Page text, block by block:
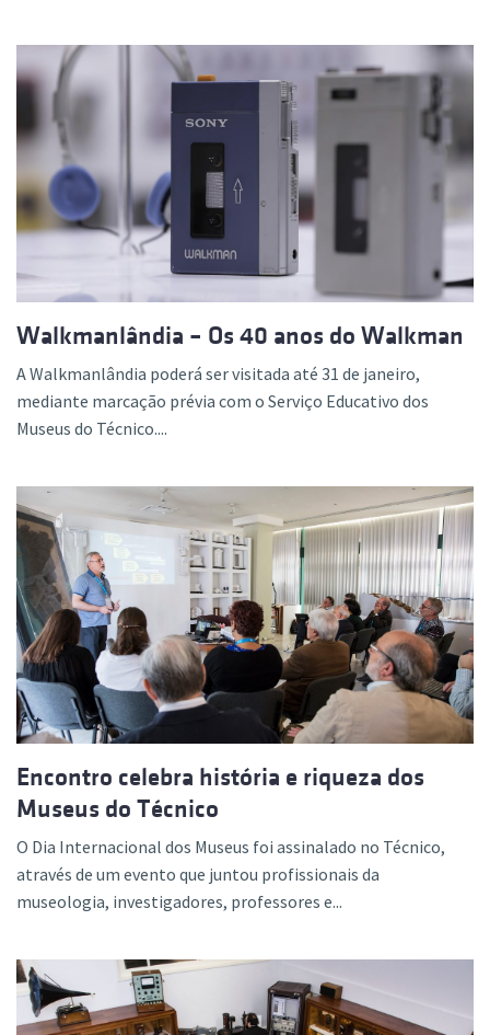
Walkmanlândia – Os 40 anos do Walkman
A Walkmanlândia poderá ser visitada até 31 de janeiro,
mediante marcação prévia com o Serviço Educativo dos
Museus do Técnico....
Encontro celebra história e riqueza dos
Museus do Técnico
O Dia Internacional dos Museus foi assinalado no Técnico,
através de um evento que juntou profissionais da
museologia, investigadores, professores e...